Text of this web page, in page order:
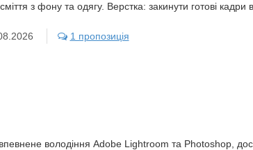
з фону та одягу. Верстка: закинути готові кадри
1 пропозиція
володіння Adobe Lightroom та Photoshop,